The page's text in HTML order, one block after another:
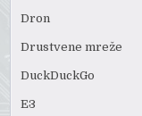
Dron
Drustvene mreže
DuckDuckGo
E3